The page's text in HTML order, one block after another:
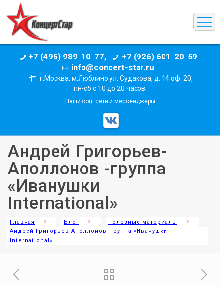
+7 (495) 989-10-77,
+7 (926) 601-20-59
info@concert-star.ru
г.Москва, м.Люблино ул. Судакова, д. 14 оф. 20,
пн-сб с 10 до 20 часов.
Наши соц. сети и мессенджеры
Андрей Григорьев-
Аполлонов -группа
«Иванушки
International»
Главная Блог
Полезные материалы
Андрей Григорьев-Аполлонов -группа «Иванушки
International»